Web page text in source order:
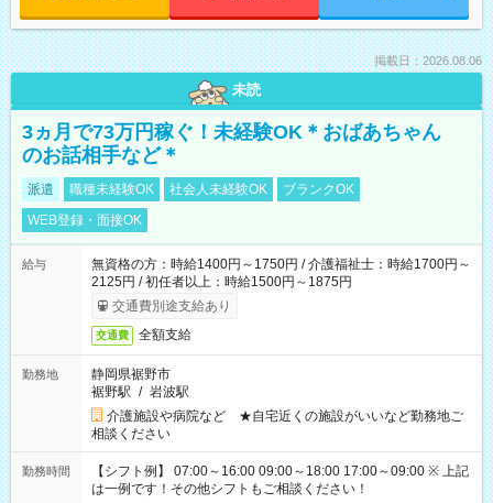
掲載日：2026.08.06
未読
3ヵ月で73万円稼ぐ！未経験OK＊おばあちゃん
のお話相手など＊
派遣 職種未経験OK 社会人未経験OK
ブランクOK
WEB登録・面接OK
給与
無資格の方：時給1400円～1750円 / 介護福祉士：時給1700円～
2125円 / 初任者以上：時給1500円～1875円
交通費別途支給あり
交通費 全額支給
勤務地
静岡県裾野市
裾野駅 / 岩波駅
介護施設や病院など ★自宅近くの施設がいいなど勤務地ご
相談ください
勤務時間
【シフト例】 07:00～16:00 09:00～18:00 17:00～09:00 ※ 上記
は一例です！その他シフトもご相談ください！